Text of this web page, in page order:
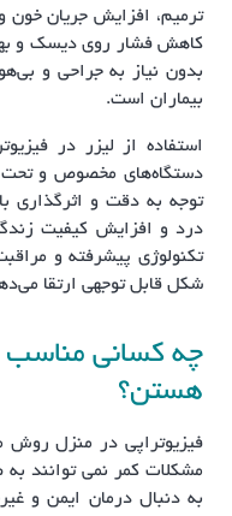
ترمیم، افزایش جریان
کاهش فشار روی دیسک و
بدون نیاز به جراحی و
بیماران است.
استفاده از لیزر در
دستگاه‌های مخصوص و تحت
توجه به دقت و اثرگذاری
درد و افزایش کیفیت
تکنولوژی پیشرفته و
شکل قابل توجهی ارتقا
چه کسانی
هستن؟
فیزیوتراپی در منزل روش
مشکلات کمر نمی توانند
به دنبال درمان ایمن و